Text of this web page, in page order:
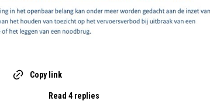
Copy link
Read 4 replies